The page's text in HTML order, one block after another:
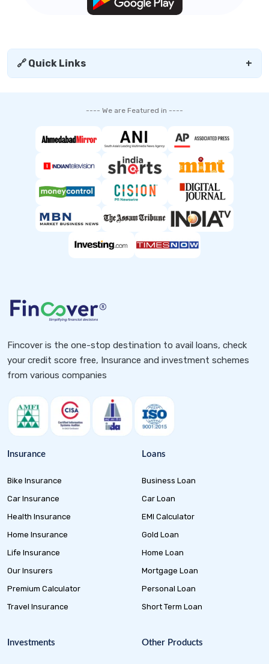
🔗 Quick Links +
---- We are Featured in ----
Fincover is the one-stop destination to avail loans, check
your credit score free, Insurance and investment schemes
from various companies
Insurance
Bike Insurance
Car Insurance
Health Insurance
Home Insurance
Life Insurance
Our Insurers
Premium Calculator
Travel Insurance
Loans
Business Loan
Car Loan
EMI Calculator
Gold Loan
Home Loan
Mortgage Loan
Personal Loan
Short Term Loan
Investments Other Products